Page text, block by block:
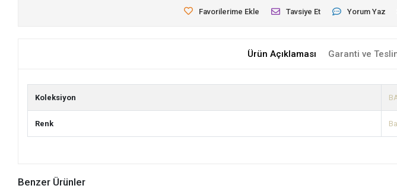
Favorilerime Ekle Tavsiye Et Yorum Yaz
Ürün Açıklaması Garanti ve
Koleksiyon
Renk
Benzer Ürünler